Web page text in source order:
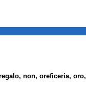
non, oreficeria, oro,